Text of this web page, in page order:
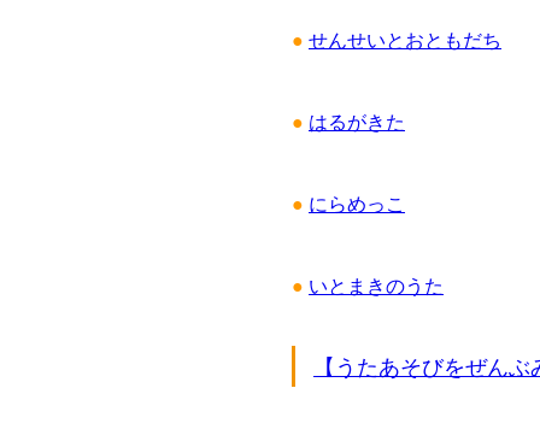
● せんせいとおともだち
● はるがきた
● にらめっこ
● いとまきのうた
【うたあそびをぜんぶ